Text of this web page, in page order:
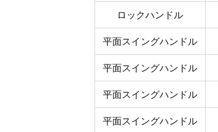
ロックハンドル
平面スイングハンドル
平面スイングハンドル
平面スイングハンドル
平面スイングハンドル